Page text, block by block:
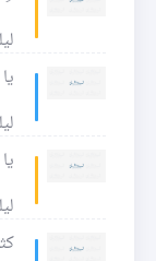
ليلة 11
ليلة
ليلة